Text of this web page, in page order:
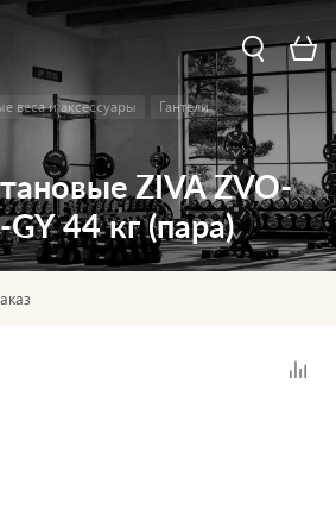
веса и аксессуары
Гантели
ZIVA ZVO-
44 кг (пара)